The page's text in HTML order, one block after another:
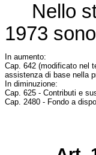
Nello
1973
In aumento:
Cap. 642 (modificato nel
assistenza di base nella
In diminuzione:
Cap. 625 - Contributi e
Cap. 2480 - Fondo a